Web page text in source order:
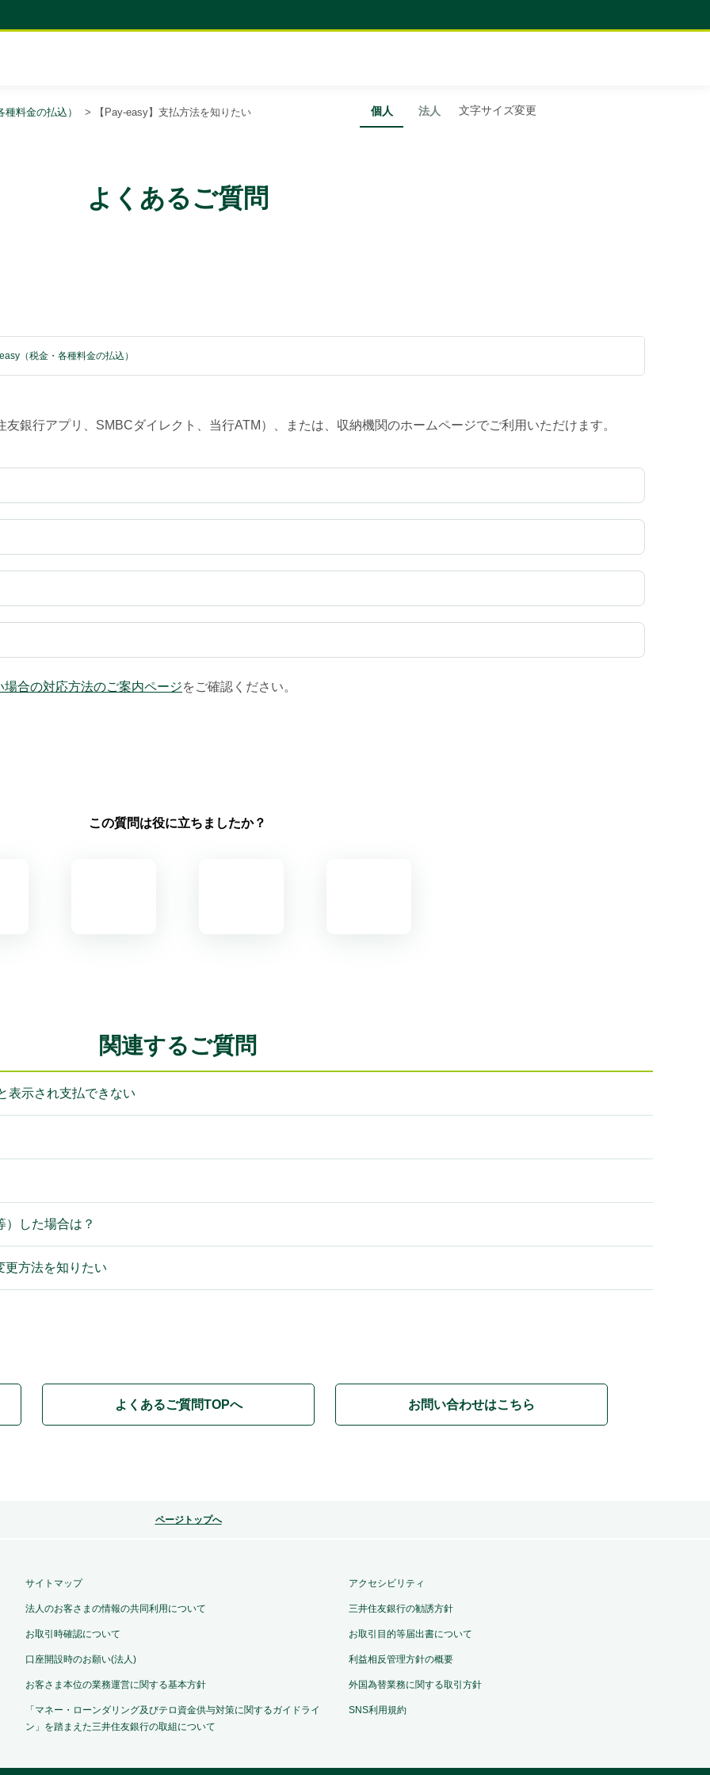
個人 法人 文字サイズ変更
料金の払込） > 【Pay-easy】支払方法を知りたい
よくあるご質問
（税金・各種料金の払込）
銀行アプリ、SMBCダイレクト、当行ATM）、または、収納機関のホームページでご利用いただけます。
場合の対応方法のご案内ページをご確認ください。
この質問は役に立ちましたか？
関連するご質問
表示され支払できない
した場合は？
更方法を知りたい
よくあるご質問TOPへ お問い合わせはこちら
ページトップへ
サイトマップ アクセシビリティ
法人のお客さまの情報の共同利用について 三井住友銀行の勧誘方針
お取引時確認について お取引目的等届出書について
口座開設時のお願い(法人) 利益相反管理方針の概要
お客さま本位の業務運営に関する基本方針 外国為替業務に関する取引方針
「マネー・ローンダリング及びテロ資金供与対策に関するガイドライ
ン」を踏まえた三井住友銀行の取組について
SNS利用規約